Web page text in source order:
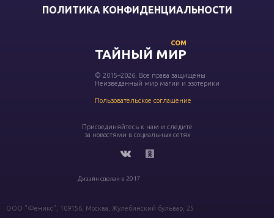
ПОЛИТИКА КОНФИДЕНЦИАЛЬНОСТИ
ТАЙНЫЙ МИР
COM
© 2015–2026. Все права защищены
Неизведанный мир магии и эзотерики
Пользовательское соглашение
Присоединяйтесь к нам и следите
за новостями в социальных сетях
Дизайн сделан в 2017
ООО "Феникс", 109156, Москва, Жулебинский бульвар, 25